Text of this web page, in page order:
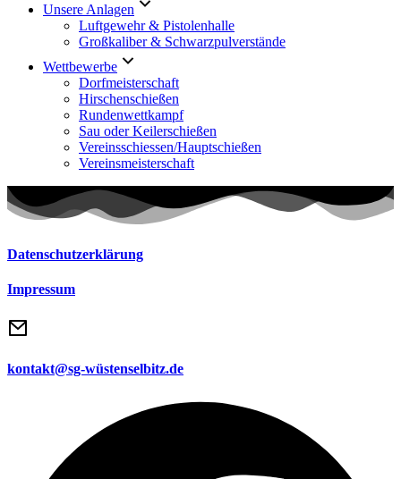
Unsere Anlagen
Luftgewehr & Pistolenhalle
Großkaliber & Schwarzpulverstände
Wettbewerbe
Dorfmeisterschaft
Hirschenschießen
Rundenwettkampf
Sau oder Keilerschießen
Vereinsschiessen/Hauptschießen
Vereinsmeisterschaft
Datenschutzerklärung
Impressum
kontakt@sg-wüstenselbitz.de